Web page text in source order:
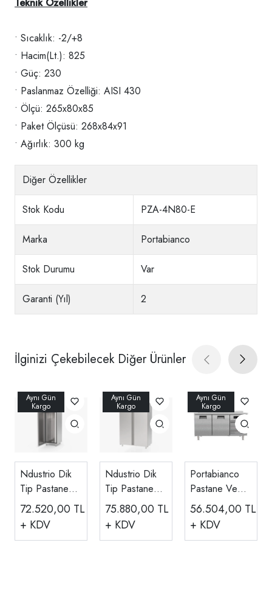
Teknik Özellikler
• Sıcaklık: -2/+8
• Hacim(Lt.): 825
• Güç: 230
• Paslanmaz Özelliği: AISI 430
• Ölçü: 265x80x85
• Paket Ölçüsü: 268x84x91
• Ağırlık: 300 kg
Diğer Özellikler
Stok Kodu PZA-4N80-E
Marka Portabianco
Stok Durumu Var
Garanti (Yıl) 2
İlginizi Çekebilecek Diğer Ürünler
Ndustrio Dik
Tip Pastane
Buzdolabı, 40
Tepsi (40x60)
CPW-101-UC
72.520,00 TL
+ KDV
Ndustrio Dik
Tip Pastane
Buzdolabı, Çift
Kapılı 40 Raflı
40x60, CPP-
75.880,00 TL
+ KDV
Portabianco
Pastane Ve
Pizza
Dinlendirme
Buzdolabı, 2
56.504,00 TL
+ KDV